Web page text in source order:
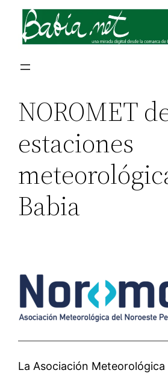
NOROMET
estaciones
Babia
La Asociación